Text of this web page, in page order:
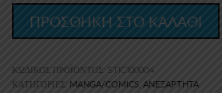
ΠΡΟΣΘΗΚΗ ΣΤΟ ΚΑΛΑΘΙ
ΚΩΔΙΚΌΣ ΠΡΟΪΌΝΤΟΣ: STIC100004
ΚΑΤΗΓΟΡΊΕΣ: MANGA/COMICS, ΑΝΕΞΆΡΤΗΤΑ